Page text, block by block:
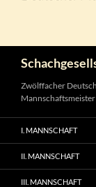
Zwölffacher
Mannschaftsmeister
I. MANNSCHAFT
II. MANNSCHAFT
III. MANNSCHAFT